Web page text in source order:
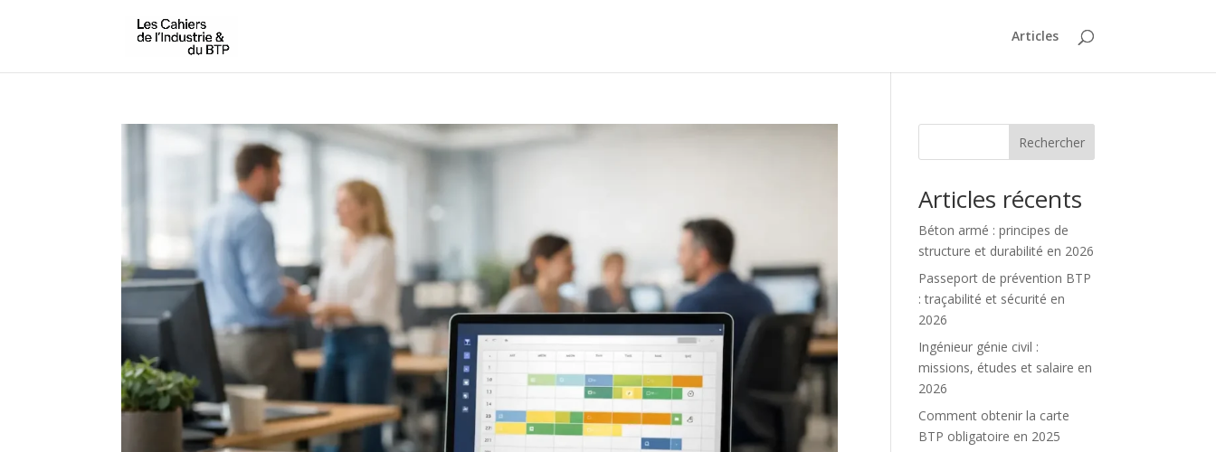
Articles
Rechercher
Articles récents
Béton armé : principes de
structure et durabilité en 2026
Passeport de prévention BTP
: traçabilité et sécurité en
2026
Ingénieur génie civil :
missions, études et salaire en
2026
Comment obtenir la carte
BTP obligatoire en 2025